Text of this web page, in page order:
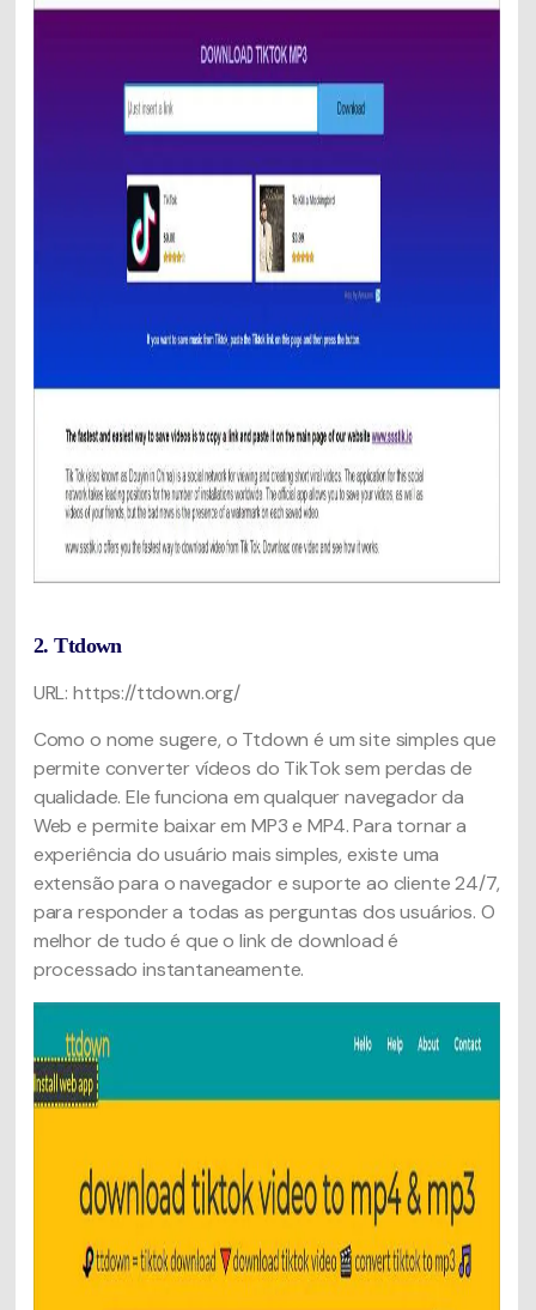
2. Ttdown
URL: https://ttdown.org/
Como o nome sugere, o Ttdown é um site simples que
permite converter vídeos do TikTok sem perdas de
qualidade. Ele funciona em qualquer navegador da
Web e permite baixar em MP3 e MP4. Para tornar a
experiência do usuário mais simples, existe uma
extensão para o navegador e suporte ao cliente 24/7,
para responder a todas as perguntas dos usuários. O
melhor de tudo é que o link de download é
processado instantaneamente.